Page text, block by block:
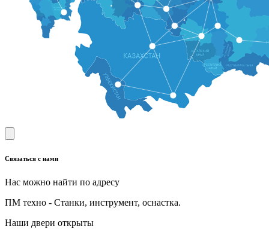
Связаться с нами
Нас можно найти по адресу
ПМ техно - Станки, инструмент, оснастка.
Наши двери открыты